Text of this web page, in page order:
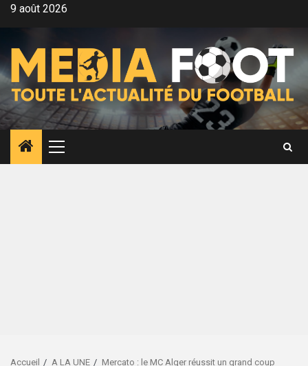
Aller9 août 2026
Menu
principal
Accueil A LA UNE Mercato : le MC Alger réussit un grand coup